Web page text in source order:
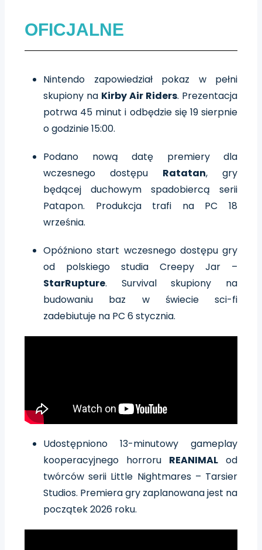
OFICJALNE
Nintendo zapowiedział pokaz w pełni
skupiony na Kirby Air Riders. Prezentacja
potrwa 45 minut i odbędzie się 19 sierpnie
o godzinie 15:00.
Podano nową datę premiery dla
wczesnego dostępu Ratatan, gry
będącej duchowym spadobiercą serii
Patapon. Produkcja trafi na PC 18
września.
Opóźniono start wczesnego dostępu gry
od polskiego studia Creepy Jar –
StarRupture. Survival skupiony na
budowaniu baz w świecie sci-fi
zadebiutuje na PC 6 stycznia.
Udostępniono 13-minutowy gameplay
kooperacyjnego horroru REANIMAL od
twórców serii Little Nightmares – Tarsier
Studios. Premiera gry zaplanowana jest na
początek 2026 roku.